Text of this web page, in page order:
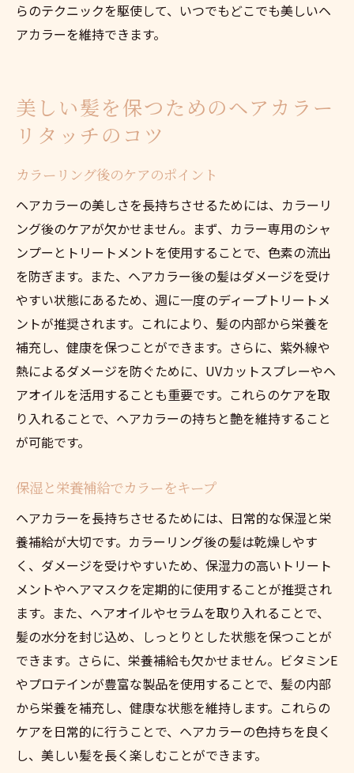
らのテクニックを駆使して、いつでもどこでも美しいヘ
アカラーを維持できます。
美しい髪を保つためのヘアカラー
リタッチのコツ
カラーリング後のケアのポイント
ヘアカラーの美しさを長持ちさせるためには、カラーリ
ング後のケアが欠かせません。まず、カラー専用のシャ
ンプーとトリートメントを使用することで、色素の流出
を防ぎます。また、ヘアカラー後の髪はダメージを受け
やすい状態にあるため、週に一度のディープトリートメ
ントが推奨されます。これにより、髪の内部から栄養を
補充し、健康を保つことができます。さらに、紫外線や
熱によるダメージを防ぐために、UVカットスプレーやヘ
アオイルを活用することも重要です。これらのケアを取
り入れることで、ヘアカラーの持ちと艶を維持すること
が可能です。
保湿と栄養補給でカラーをキープ
ヘアカラーを長持ちさせるためには、日常的な保湿と栄
養補給が大切です。カラーリング後の髪は乾燥しやす
く、ダメージを受けやすいため、保湿力の高いトリート
メントやヘアマスクを定期的に使用することが推奨され
ます。また、ヘアオイルやセラムを取り入れることで、
髪の水分を封じ込め、しっとりとした状態を保つことが
できます。さらに、栄養補給も欠かせません。ビタミンE
やプロテインが豊富な製品を使用することで、髪の内部
から栄養を補充し、健康な状態を維持します。これらの
ケアを日常的に行うことで、ヘアカラーの色持ちを良く
し、美しい髪を長く楽しむことができます。